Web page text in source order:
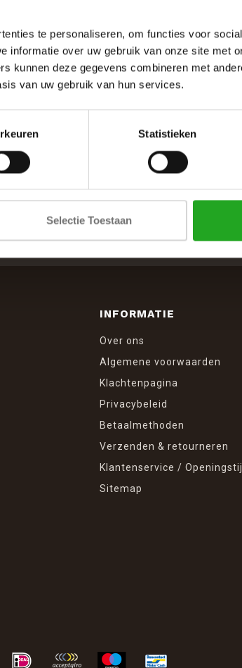
te personaliseren, om functies voor
informatie over uw gebruik van onze site met
kunnen deze gegevens combineren met
van uw gebruik van hun services.
Statistieken
Selectie Toestaan
JE IN VOOR DE NIEUWSBRIEF
And stay up to date with our latest offers
INFORMATIE
Over ons
Algemene voorwaarden
Klachtenpagina
Privacybeleid
Betaalmethoden
Verzenden & retourneren
Klantenservice /
Sitemap